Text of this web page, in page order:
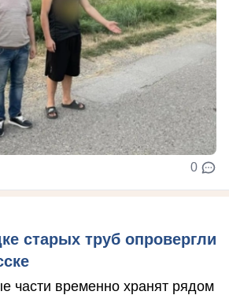
0
старых труб опровергли
части временно хранят рядом